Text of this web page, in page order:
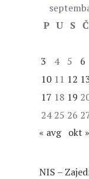
P U S Č
3
4 5 6
10 11 12
17 18 19
24 25 26
« avg okt »
NIS –